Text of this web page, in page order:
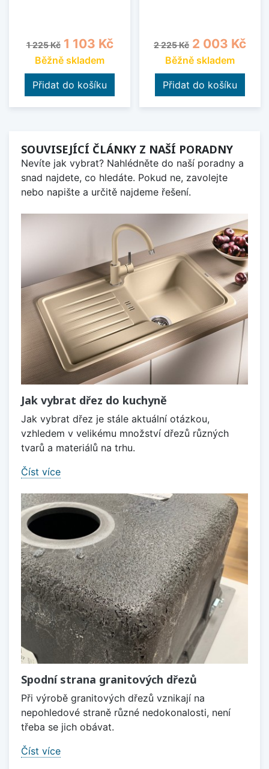
Běžná cena
1 225 Kč Cena
1 103 Kč
Běžně skladem
Přidat do košíku
Běžná cena
2 225 Kč Cena
2 003 Kč
Běžně skladem
Přidat do košíku
SOUVISEJÍCÍ ČLÁNKY Z NAŠÍ PORADNY
Nevíte jak vybrat? Nahlédněte do naší poradny a
snad najdete, co hledáte. Pokud ne, zavolejte
nebo napište a určitě najdeme řešení.
Jak vybrat dřez do kuchyně
Jak vybrat dřez je stále aktuální otázkou,
vzhledem v velikému množství dřezů různých
tvarů a materiálů na trhu.
Číst více
Spodní strana granitových dřezů
Při výrobě granitových dřezů vznikají na
nepohledové straně různé nedokonalosti, není
třeba se jich obávat.
Číst více